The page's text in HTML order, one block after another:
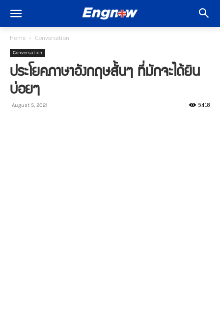
Home Conversation
Conversation
ประโยคภาษาอังกฤษสั้นๆ ที่มักจะได้ยิน
บ่อยๆ
August 5, 2021 5418